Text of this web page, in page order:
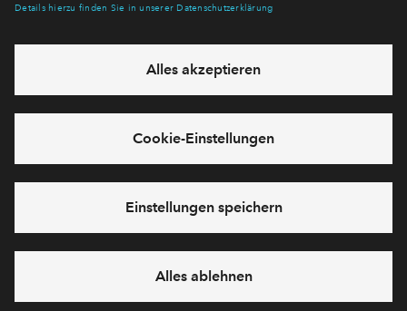
Abonnieren
für unsereDatenschutzerklärung
Formular: